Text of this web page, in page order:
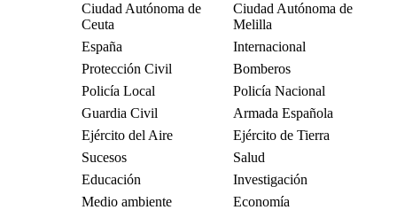
Ciudad Autónoma de
Ceuta
Ciudad Autónoma de
Melilla
España
Internacional
Protección Civil
Bomberos
Policía Local
Policía Nacional
Guardia Civil
Armada Española
Ejército del Aire
Ejército de Tierra
Sucesos
Salud
Educación
Investigación
Medio ambiente
Economía